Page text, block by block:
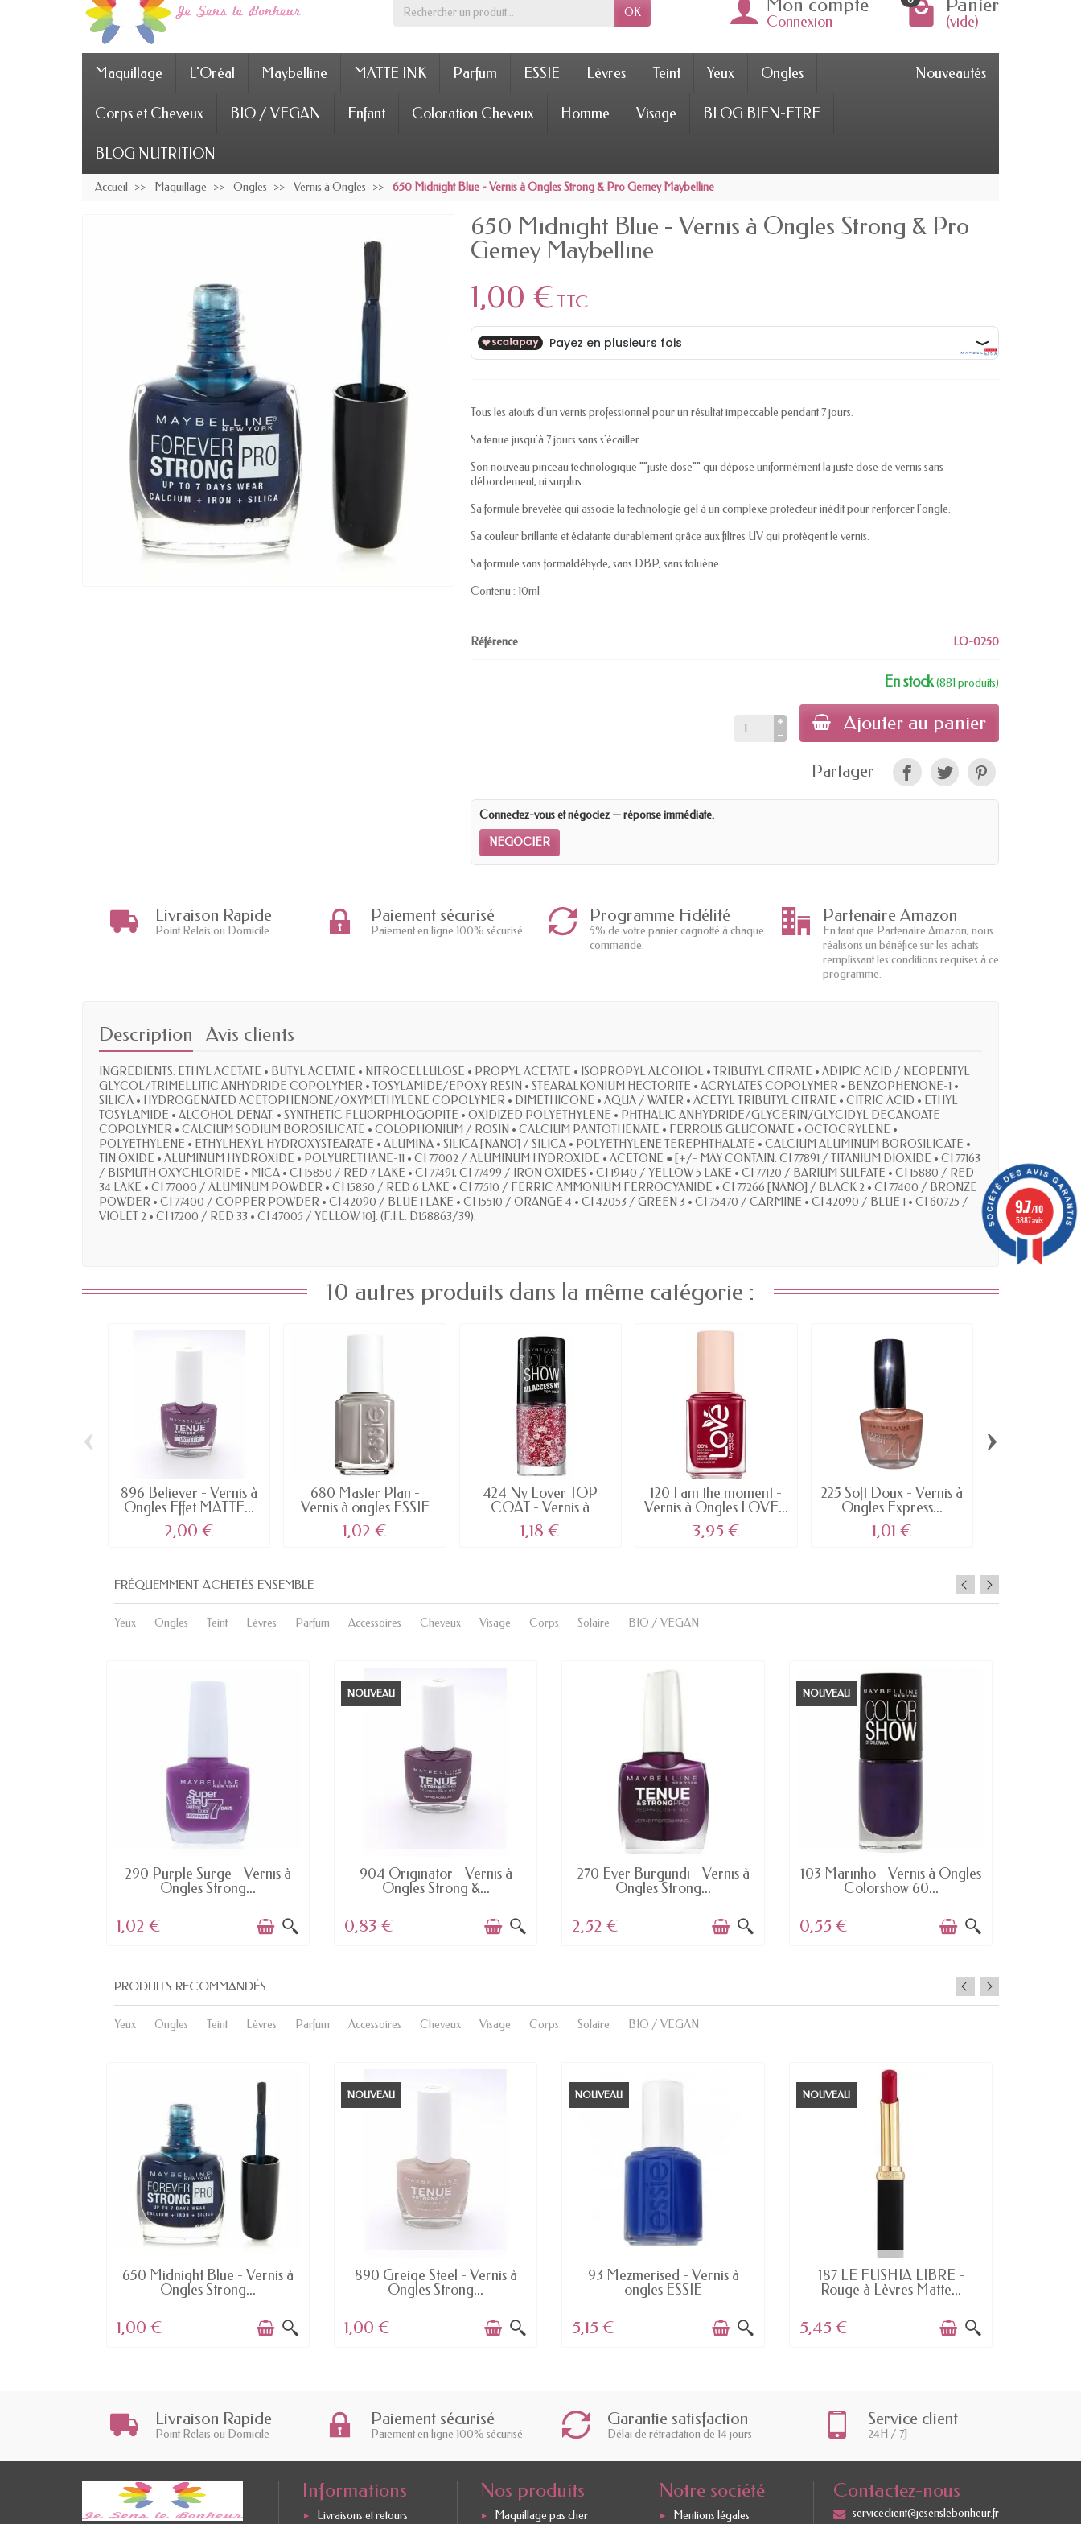
OK
Connexion (vide)
Maquillage L'Oréal Maybelline MATTE INK Parfum ESSIE Lèvres Teint Yeux Ongles
Corps et Cheveux BIO / VEGAN Enfant Coloration Cheveux Homme Visage BLOG BIEN-ETRE
BLOG NUTRITION
Nouveautés
Accueil Maquillage Ongles Vernis à Ongles 650 Midnight Blue - Vernis à Ongles Strong & Pro Gemey Maybelline
650 Midnight Blue - Vernis à Ongles Strong & Pro
Gemey Maybelline
1,00 € TTC
Tous les atouts d'un vernis professionnel pour un résultat impeccable pendant 7 jours.
Sa tenue jusqu'à 7 jours sans s'écailler.
Son nouveau pinceau technologique ""juste dose"" qui dépose uniformément la juste dose de vernis sans
débordement, ni surplus.
Sa formule brevetée qui associe la technologie gel à un complexe protecteur inédit pour renforcer l'ongle.
Sa couleur brillante et éclatante durablement grâce aux filtres UV qui protègent le vernis.
Sa formule sans formaldéhyde, sans DBP, sans toluène.
Contenu : 10ml
Référence LO-0250
En stock(881 produits)
Ajouter au panier
Partager
Connectez-vous et négociez — réponse immédiate.
NEGOCIER
Livraison Rapide
Point Relais ou Domicile
Paiement sécurisé
Paiement en ligne 100% sécurisé
Programme Fidélité
5% de votre panier cagnotté à chaque
commande.
Partenaire Amazon
En tant que Partenaire Amazon, nous
réalisons un bénéfice sur les achats
remplissant les conditions requises à ce
programme.
Description Avis clients
INGREDIENTS: ETHYL ACETATE • BUTYL ACETATE • NITROCELLULOSE • PROPYL ACETATE • ISOPROPYL ALCOHOL • TRIBUTYL CITRATE • ADIPIC ACID / NEOPENTYL
GLYCOL/TRIMELLITIC ANHYDRIDE COPOLYMER • TOSYLAMIDE/EPOXY RESIN • STEARALKONIUM HECTORITE • ACRYLATES COPOLYMER • BENZOPHENONE-1 •
SILICA • HYDROGENATED ACETOPHENONE/OXYMETHYLENE COPOLYMER • DIMETHICONE • AQUA / WATER • ACETYL TRIBUTYL CITRATE • CITRIC ACID • ETHYL
TOSYLAMIDE • ALCOHOL DENAT. • SYNTHETIC FLUORPHLOGOPITE • OXIDIZED POLYETHYLENE • PHTHALIC ANHYDRIDE/GLYCERIN/GLYCIDYL DECANOATE
COPOLYMER • CALCIUM SODIUM BOROSILICATE • COLOPHONIUM / ROSIN • CALCIUM PANTOTHENATE • FERROUS GLUCONATE • OCTOCRYLENE •
POLYETHYLENE • ETHYLHEXYL HYDROXYSTEARATE • ALUMINA • SILICA [NANO] / SILICA • POLYETHYLENE TEREPHTHALATE • CALCIUM ALUMINUM BOROSILICATE •
TIN OXIDE • ALUMINUM HYDROXIDE • POLYURETHANE-11 • CI 77002 / ALUMINUM HYDROXIDE • ACETONE ● [+/- MAY CONTAIN: CI 77891 / TITANIUM DIOXIDE • CI 77163
/ BISMUTH OXYCHLORIDE • MICA • CI 15850 / RED 7 LAKE • CI 77491, CI 77499 / IRON OXIDES • CI 19140 / YELLOW 5 LAKE • CI 77120 / BARIUM SULFATE • CI 15880 / RED
34 LAKE • CI 77000 / ALUMINUM POWDER • CI 15850 / RED 6 LAKE • CI 77510 / FERRIC AMMONIUM FERROCYANIDE • CI 77266 [NANO] / BLACK 2 • CI 77400 / BRONZE
POWDER • CI 77400 / COPPER POWDER • CI 42090 / BLUE 1 LAKE • CI 15510 / ORANGE 4 • CI 42053 / GREEN 3 • CI 75470 / CARMINE • CI 42090 / BLUE 1 • CI 60725 /
VIOLET 2 • CI 17200 / RED 33 • CI 47005 / YELLOW 10]. (F.I.L. D158863/39).
10 autres produits dans la même catégorie :
896 Believer - Vernis à
Ongles Effet MATTE...
2,00 €
680 Master Plan -
Vernis à ongles ESSIE
1,02 €
424 Ny Lover TOP
COAT - Vernis à
Ongles...
1,18 €
120 I am the moment -
Vernis à Ongles LOVE...
3,95 €
225 Soft Doux - Vernis à
Ongles Express...
1,01 €
‹ ›
FRÉQUEMMENT ACHETÉS ENSEMBLE
Yeux Ongles Teint Lèvres Parfum Accessoires Cheveux Visage Corps Solaire BIO / VEGAN
EN STOCK
290 Purple Surge - Vernis à
Ongles Strong...
1,02 €
NOUVEAU
EN STOCK
904 Originator - Vernis à
Ongles Strong &...
0,83 €
EN STOCK
270 Ever Burgundi - Vernis à
Ongles Strong...
2,52 €
NOUVEAU
DERNIERS ARTICLES EN STOCK
103 Marinho - Vernis à Ongles
Colorshow 60...
0,55 €
PRODUITS RECOMMANDÉS
Yeux Ongles Teint Lèvres Parfum Accessoires Cheveux Visage Corps Solaire BIO / VEGAN
EN STOCK
650 Midnight Blue - Vernis à
Ongles Strong...
1,00 €
NOUVEAU
DERNIERS ARTICLES EN STOCK
890 Greige Steel - Vernis à
Ongles Strong...
1,00 €
NOUVEAU
EN STOCK
93 Mezmerised - Vernis à
ongles ESSIE
5,15 €
NOUVEAU
EN STOCK
187 LE FUSHIA LIBRE -
Rouge à Lèvres Matte...
5,45 €
Livraison Rapide
Point Relais ou Domicile
Paiement sécurisé
Paiement en ligne 100% sécurisé
Garantie satisfaction
Délai de rétractation de 14 jours
Service client
24H / 7J
Informations
Livraisons et retours
Nos produits
Maquillage pas cher
Notre société
Mentions légales
Contactez-nous
serviceclient@jesenslebonheur.fr
9.7/10
5887 avis